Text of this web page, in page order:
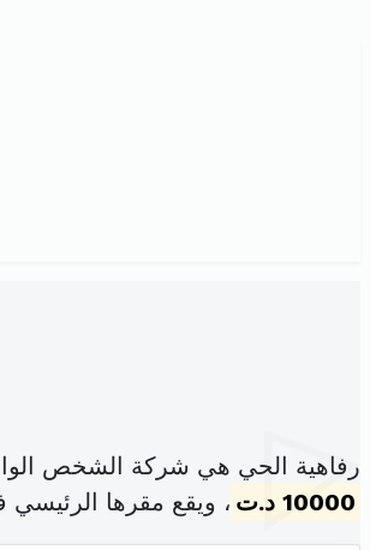
رفاهية الحي هي شركة الشخص
10000 د.ت
، ويقع مقرها الرئيسي في عدد47 شارع النخيل